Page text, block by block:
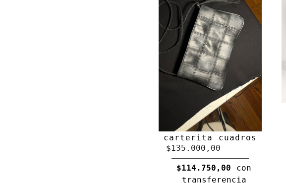
carterita cuadros
$135.000,00
$114.750,00 con
transferencia